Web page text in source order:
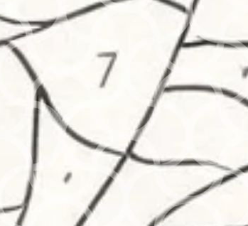
24 couleursreprésentant la diversité des
tons de peau à travers le monde.
Pointe conique
: idéale pour des tracés fins
ou épais.
Lavables: se nettoient facilement des mains
et des vêtements.
Âge recommandé
: à partir de 3 ans.
Un outil indispensable pour des créations plus
inclusives et authentiques, tout en explorant la
beauté de la diversité humaine.